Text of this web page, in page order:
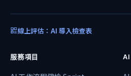
線上評估：AI 導入檢查表
服務項目 AI